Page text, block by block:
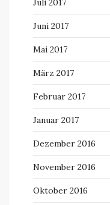
Juli 2017
Juni 2017
Mai 2017
März 2017
Februar 2017
Januar 2017
Dezember 2016
November 2016
Oktober 2016